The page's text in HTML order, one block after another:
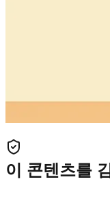
이 콘텐츠를